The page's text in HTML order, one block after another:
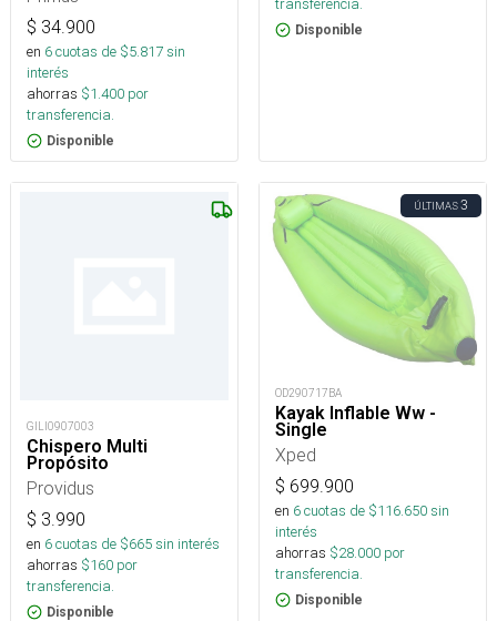
$ 34.900
en 6cuotas de $5.817sin
interés
ahorras $1.400 por
transferencia.
Disponible
Disponible
GILI0907003
Chispero Multi
Propósito
Providus
$ 3.990
en 6cuotas de $665sin interés
ahorras $160 por
transferencia.
Disponible
ÚLTIMAS3
OD290717BA
Kayak Inflable Ww -
Single
Xped
$ 699.900
en 6cuotas de $116.650sin
interés
ahorras $28.000 por
transferencia.
Disponible